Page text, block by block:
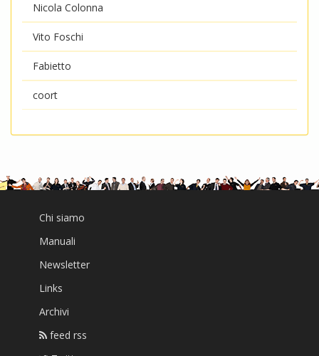
Nicola Colonna
Vito Foschi
Fabietto
coort
Chi siamo
Manuali
Newsletter
Links
Archivi
feed rss